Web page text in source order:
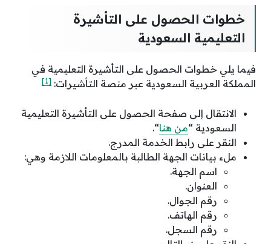
خطوات الحصول على التأشيرة
التعليمية السعودية
فيما يلي خطوات الحصول على التأشيرة التعليمية في
المملكة العربية السعودية عبر منصة التأشيرات: [1]
الانتقال إلى صفحة الحصول على التأشيرة التعليمية
السعودية “من هنا“.
النقر على رابط الخدمة المدرج.
ملء بيانات الجهة الطالبة بالمعلومات اللازمة وهي:
اسم الجهة.
العنوان.
رقم الجوال.
رقم الهاتف.
رقم السجل.